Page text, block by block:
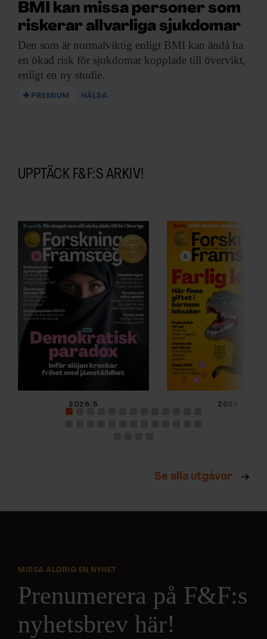
BMI kan missa personer som
riskerar allvarliga sjukdomar
Den som är normalviktig enligt BMI kan ändå ha
en ökad risk för sjukdomar kopplade till övervikt,
enligt en ny studie.
PREMIUM HÄLSA
UPPTÄCK F&F:S ARKIV!
2026/5 2026/4
Se alla utgåvor
MISSA ALDRIG EN NYHET
Prenumerera på F&F:s
nyhetsbrev här!